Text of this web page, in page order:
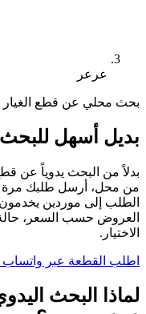
عرعر
بحث محلي عن قطع الغيار
بديل أسهل
بدلاً من البحث يدوياً عن
من محل، أرسل طلبك مرة
الطلب إلى موردين
العروض حسب السعر، حالة
الاختيار.
اطلب القطعة عبر واتساب
لماذا البحث